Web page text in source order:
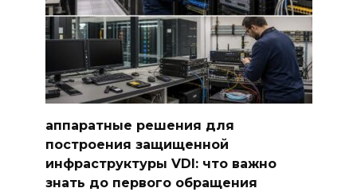
аппаратные решения для
построения защищенной
инфраструктуры VDI: что важно
знать до первого обращения